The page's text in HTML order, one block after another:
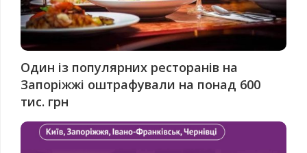
Один із популярних ресторанів на
Запоріжжі оштрафували на понад 600
тис. грн